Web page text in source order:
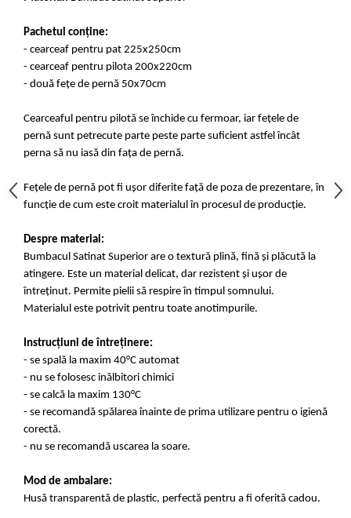
Pachetul conține:
- cearceaf pentru pat 225x250cm
- cearceaf pentru pilota 200x220cm
- două fețe de pernă 50x70cm
Cearceaful pentru pilotă se închide cu fermoar, iar fețele de
pernă sunt petrecute parte peste parte suficient astfel încât
perna să nu iasă din fața de pernă.
Fețele de pernă pot fi ușor diferite față de poza de prezentare, în
funcție de cum este croit materialul în procesul de producție.
Despre material:
Bumbacul Satinat Superior are o textură plină, fină și plăcută la
atingere. Este un material delicat, dar rezistent și ușor de
întreținut. Permite pielii să respire în timpul somnului.
Materialul este potrivit pentru toate anotimpurile.
Instrucțiuni de întreținere:
- se spală la maxim 40°C automat
- nu se folosesc inălbitori chimici
- se calcă la maxim 130°C
- se recomandă spălarea înainte de prima utilizare pentru o igienă
corectă.
- nu se recomandă uscarea la soare.
Mod de ambalare:
Husă transparentă de plastic, perfectă pentru a fi oferită cadou.